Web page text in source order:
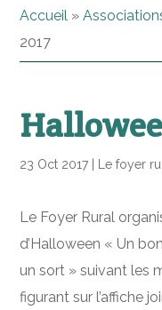
Accueil »
2017
23 Oct 2017 Le foyer
Le Foyer Rural
d’Halloween « Un
un sort » suivant les
figurant sur l’affiche